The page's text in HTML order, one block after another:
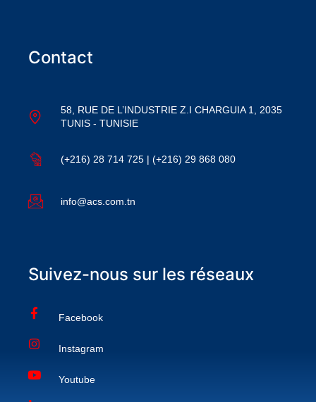
Contact
58, RUE DE L’INDUSTRIE Z.I CHARGUIA 1, 2035
TUNIS - TUNISIE
(+216) 28 714 725 | (+216) 29 868 080
info@acs.com.tn
Suivez-nous sur les réseaux
Facebook
Instagram
Youtube